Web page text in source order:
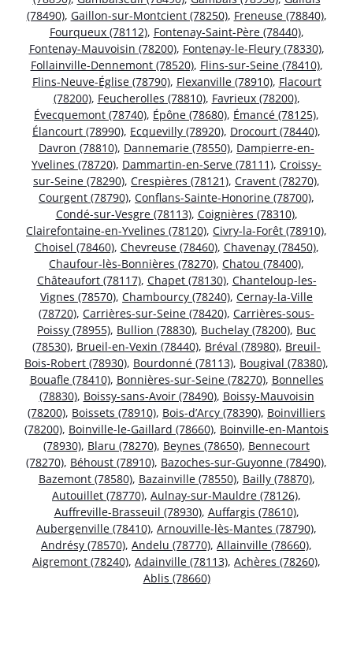
(78490), Gaillon-sur-Montcient (78250), Freneuse (78840),
Fourqueux (78112), Fontenay-Saint-Père (78440),
Fontenay-Mauvoisin (78200), Fontenay-le-Fleury (78330),
Follainville-Dennemont (78520), Flins-sur-Seine (78410),
Flins-Neuve-Église (78790), Flexanville (78910), Flacourt
(78200), Feucherolles (78810), Favrieux (78200),
Évecquemont (78740), Épône (78680), Émancé (78125),
Élancourt (78990), Ecquevilly (78920), Drocourt (78440),
Davron (78810), Dannemarie (78550), Dampierre-en-
Yvelines (78720), Dammartin-en-Serve (78111), Croissy-
sur-Seine (78290), Crespières (78121), Cravent (78270),
Courgent (78790), Conflans-Sainte-Honorine (78700),
Condé-sur-Vesgre (78113), Coignières (78310),
Clairefontaine-en-Yvelines (78120), Civry-la-Forêt (78910),
Choisel (78460), Chevreuse (78460), Chavenay (78450),
Chaufour-lès-Bonnières (78270), Chatou (78400),
Châteaufort (78117), Chapet (78130), Chanteloup-les-
Vignes (78570), Chambourcy (78240), Cernay-la-Ville
(78720), Carrières-sur-Seine (78420), Carrières-sous-
Poissy (78955), Bullion (78830), Buchelay (78200), Buc
(78530), Brueil-en-Vexin (78440), Bréval (78980), Breuil-
Bois-Robert (78930), Bourdonné (78113), Bougival (78380),
Bouafle (78410), Bonnières-sur-Seine (78270), Bonnelles
(78830), Boissy-sans-Avoir (78490), Boissy-Mauvoisin
(78200), Boissets (78910), Bois-d’Arcy (78390), Boinvilliers
(78200), Boinville-le-Gaillard (78660), Boinville-en-Mantois
(78930), Blaru (78270), Beynes (78650), Bennecourt
(78270), Béhoust (78910), Bazoches-sur-Guyonne (78490),
Bazemont (78580), Bazainville (78550), Bailly (78870),
Autouillet (78770), Aulnay-sur-Mauldre (78126),
Auffreville-Brasseuil (78930), Auffargis (78610),
Aubergenville (78410), Arnouville-lès-Mantes (78790),
Andrésy (78570), Andelu (78770), Allainville (78660),
Aigremont (78240), Adainville (78113), Achères (78260),
Ablis (78660)